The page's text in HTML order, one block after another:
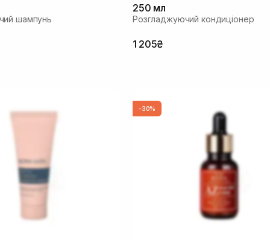
шампунь
250 мл
Розгладжуючий кондиціонер
1 205₴
-30%